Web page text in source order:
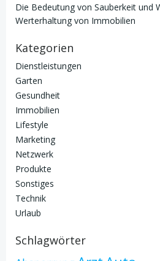
Die Bedeutung von Sauberkeit und
Werterhaltung von Immobilien
Kategorien
Dienstleistungen
Garten
Gesundheit
Immobilien
Lifestyle
Marketing
Netzwerk
Produkte
Sonstiges
Technik
Urlaub
Schlagwörter